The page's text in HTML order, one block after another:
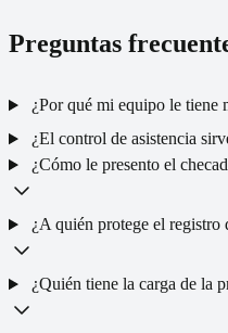
Preguntas
¿Por qué mi equipo le tiene
¿El control de asistencia
¿Cómo le presento el
¿A quién protege el registro
¿Quién tiene la carga de la